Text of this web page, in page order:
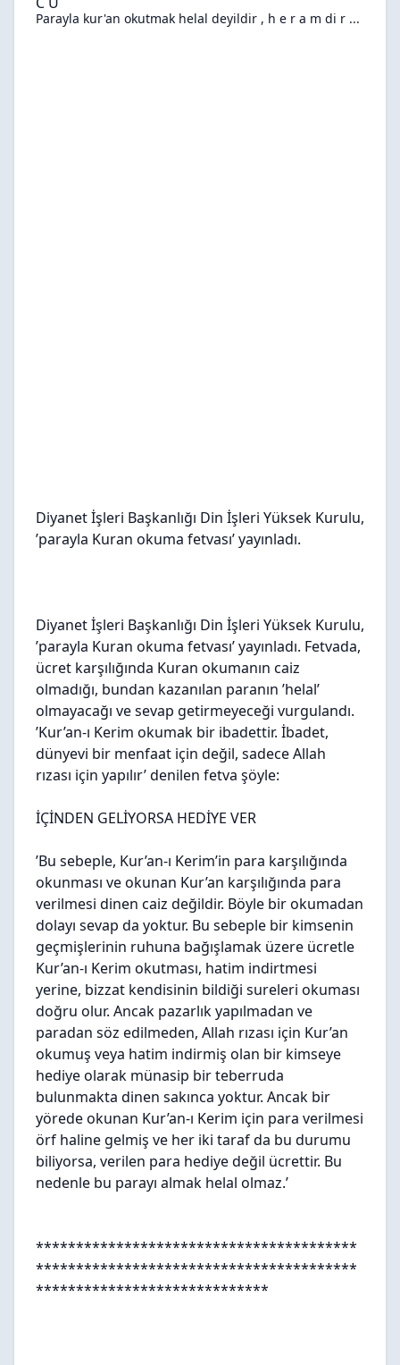
Parayla kur'an okutmak helal deyildir , h e r a m di r ...
Diyanet İşleri Başkanlığı Din İşleri Yüksek Kurulu,
’parayla Kuran okuma fetvası’ yayınladı.
Diyanet İşleri Başkanlığı Din İşleri Yüksek Kurulu,
’parayla Kuran okuma fetvası’ yayınladı. Fetvada,
ücret karşılığında Kuran okumanın caiz
olmadığı, bundan kazanılan paranın ’helal’
olmayacağı ve sevap getirmeyeceği vurgulandı.
’Kur’an-ı Kerim okumak bir ibadettir. İbadet,
dünyevi bir menfaat için değil, sadece Allah
rızası için yapılır’ denilen fetva şöyle:
İÇİNDEN GELİYORSA HEDİYE VER
’Bu sebeple, Kur’an-ı Kerim’in para karşılığında
okunması ve okunan Kur’an karşılığında para
verilmesi dinen caiz değildir. Böyle bir okumadan
dolayı sevap da yoktur. Bu sebeple bir kimsenin
geçmişlerinin ruhuna bağışlamak üzere ücretle
Kur’an-ı Kerim okutması, hatim indirtmesi
yerine, bizzat kendisinin bildiği sureleri okuması
doğru olur. Ancak pazarlık yapılmadan ve
paradan söz edilmeden, Allah rızası için Kur’an
okumuş veya hatim indirmiş olan bir kimseye
hediye olarak münasip bir teberruda
bulunmakta dinen sakınca yoktur. Ancak bir
yörede okunan Kur’an-ı Kerim için para verilmesi
örf haline gelmiş ve her iki taraf da bu durumu
biliyorsa, verilen para hediye değil ücrettir. Bu
nedenle bu parayı almak helal olmaz.’
****************************************
****************************************
*****************************